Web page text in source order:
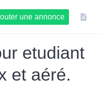
une annonce
etudiant
et aéré.